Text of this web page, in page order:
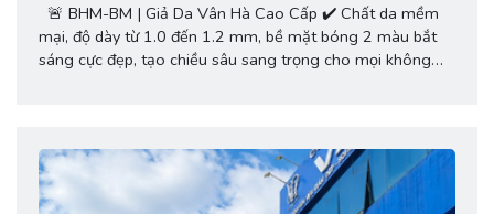
🚨 BHM-BM | Giả Da Vân Hà Cao Cấp ✔️ Chất da mềm
mại, độ dày từ 1.0 đến 1.2 mm, bề mặt bóng 2 màu bắt
sáng cực đẹp, tạo chiều sâu sang trọng cho mọi không